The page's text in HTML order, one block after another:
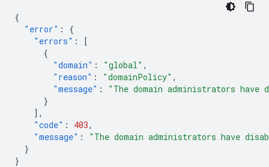
{
"error" :
{
"errors" :
[
{
"domain" : "global" ,
"reason" : "domainPolicy" ,
"message" :
"The domain administrators have
}
],
"code" : 403,
"message" :
"The domain administrators have
}
}